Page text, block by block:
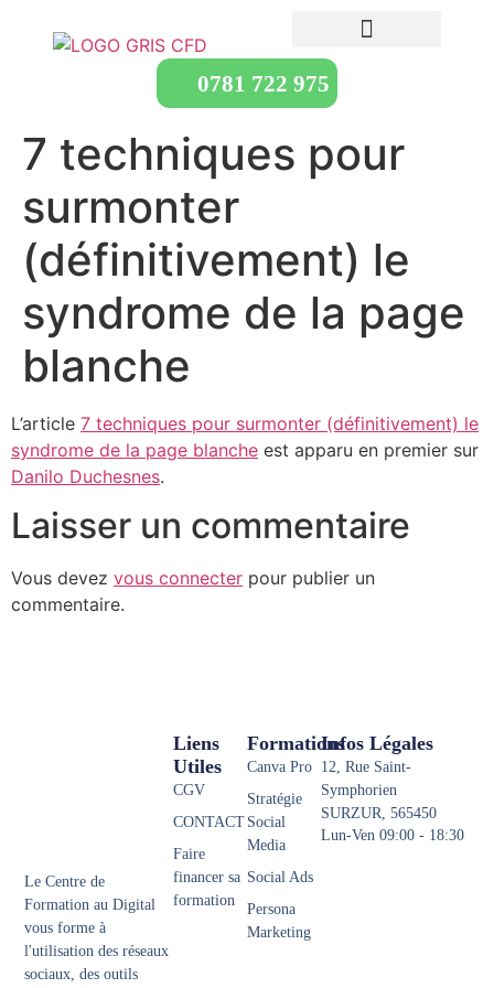
0781 722 975
7 techniques pour
surmonter
(définitivement) le
syndrome de la page
blanche
L’article 7 techniques pour surmonter (définitivement) le
syndrome de la page blanche est apparu en premier sur
Danilo Duchesnes.
Laisser un commentaire
Vous devez vous connecter pour publier un
commentaire.
Le Centre de
Formation au Digital
vous forme à
l'utilisation des réseaux
sociaux, des outils
Formations
Canva Pro
Stratégie
Social
Media
Social Ads
Persona
Marketing
Liens
Utiles
CGV
CONTACT
Faire
financer sa
formation
Infos Légales
12, Rue Saint-
Symphorien
SURZUR, 565450
Lun-Ven 09:00 - 18:30